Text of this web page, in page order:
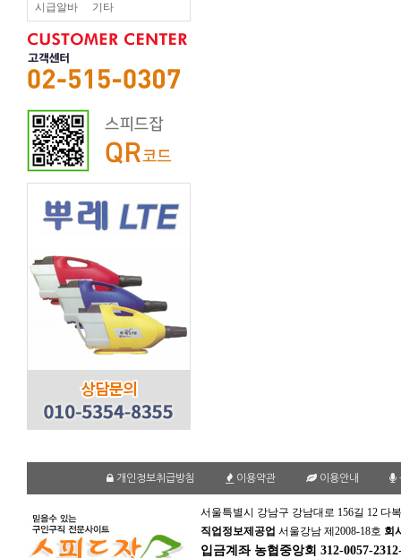
시급알바 기타
개인정보취급방침 이용약관 이용안내
서울특별시 강남구 강남대로 156길 12 다
직업정보제공업 서울강남 제2008-18호 회
입금계좌 농협중앙회 312-0057-